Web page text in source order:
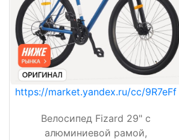
https://market.yandex.ru/cc/9R7eFf
Велосипед Fizard 29" с
алюминиевой рамой,